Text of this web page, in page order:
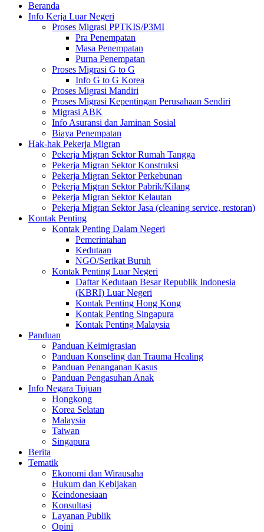
Beranda
Info Kerja Luar Negeri
Proses Migrasi PPTKIS/P3MI
Pra Penempatan
Masa Penempatan
Purna Penempatan
Proses Migrasi G to G
Info G to G Korea
Proses Migrasi Mandiri
Proses Migrasi Kepentingan Perusahaan Sendiri
Migrasi ABK
Info Asuransi dan Jaminan Sosial
Biaya Penempatan
Hak-hak Pekerja Migran
Pekerja Migran Sektor Rumah Tangga
Pekerja Migran Sektor Konstruksi
Pekerja Migran Sektor Perkebunan
Pekerja Migran Sektor Pabrik/Kilang
Pekerja Migran Sektor Kelautan
Pekerja Migran Sektor Jasa (cleaning service, restoran)
Kontak Penting
Kontak Penting Dalam Negeri
Pemerintahan
Kedutaan
NGO/Serikat Buruh
Kontak Penting Luar Negeri
Daftar Kedutaan Besar Republik Indonesia
(KBRI) Luar Negeri
Kontak Penting Hong Kong
Kontak Penting Singapura
Kontak Penting Malaysia
Panduan
Panduan Keimigrasian
Panduan Konseling dan Trauma Healing
Panduan Penanganan Kasus
Panduan Pengasuhan Anak
Info Negara Tujuan
Hongkong
Korea Selatan
Malaysia
Taiwan
Singapura
Berita
Tematik
Ekonomi dan Wirausaha
Hukum dan Kebijakan
Keindonesiaan
Konsultasi
Layanan Publik
Opini